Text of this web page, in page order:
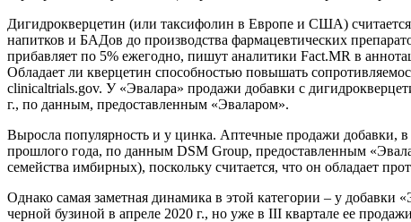
Дигидрокверцетин (или таксифолин в Европе и США)
напитков и БАДов до производства фармацевтических
прибавляет по 5% ежегодно, пишут аналитики Fact.MR в
Обладает ли кверцетин способностью повышать
clinicaltrials.gov. У «Эвалара» продажи добавки с
г., по данным, предоставленным «Эваларом».
Выросла популярность и у цинка. Аптечные продажи добавки,
прошлого года, по данным DSM Group, предоставленным
семейства имбирных), поскольку считается, что он обладает
Однако самая заметная динамика в этой категории – у добавки
черной бузиной в апреле 2020 г., но уже в III квартале ее